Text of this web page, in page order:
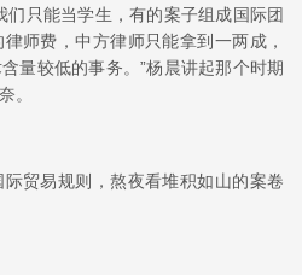
们只能当学生，有的案子组成国际团
师费，中方律师只能拿到一两成，
量较低的事务。”杨晨讲起那个时期
。
贸易规则，熬夜看堆积如山的案卷